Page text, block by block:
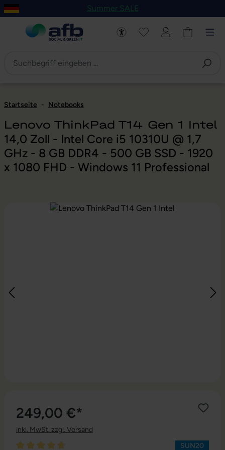
Hauptinhalt springen
Zur Navigation der B2B-Plattform springen
Summer SALE
Startseite - Notebooks
Lenovo ThinkPad T14 Gen 1 Intel
14,0 Zoll - Intel Core i5 10310U @ 1,7
GHz - 8 GB DDR4 - 500 GB SSD - 1920
x 1080 FHD - Windows 11 Professional
Bildergalerie überspringen
249,00 €*
inkl. MwSt. zzgl. Versand
SUN20